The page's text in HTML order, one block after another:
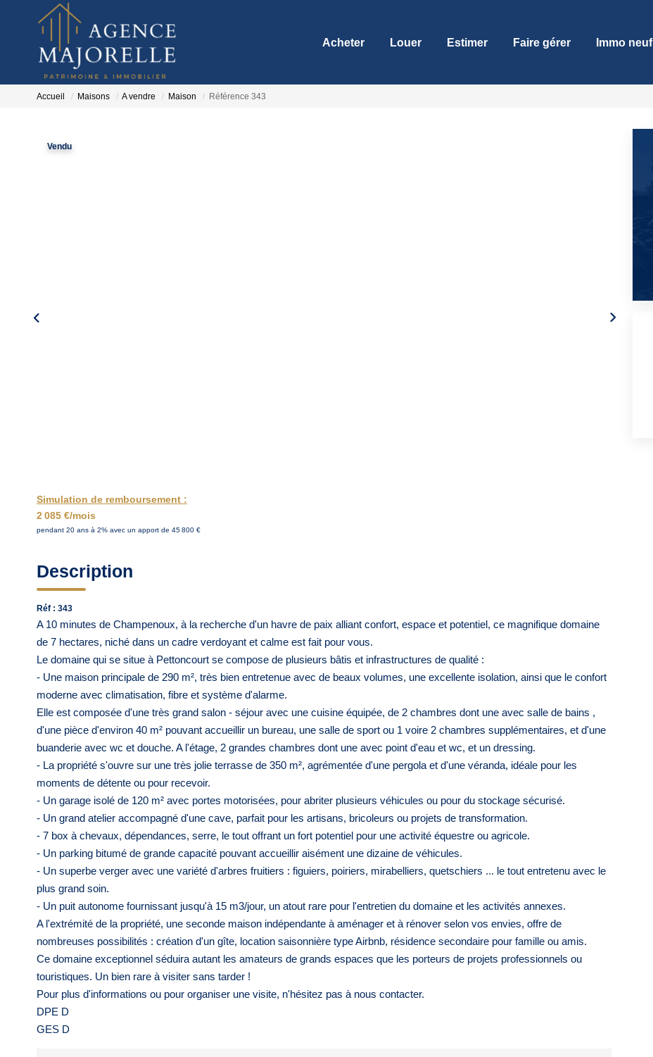
Acheter Louer Estimer Faire gérer Immo neuf
Accueil Maisons A vendre Maison Référence 343
Vendu
Simulation de remboursement :
2 085 €/mois
pendant 20 ans à 2% avec un apport de 45 800 €
Description
Réf : 343
A 10 minutes de Champenoux, à la recherche d'un havre de paix alliant confort, espace et potentiel, ce magnifique domaine
de 7 hectares, niché dans un cadre verdoyant et calme est fait pour vous.
Le domaine qui se situe à Pettoncourt se compose de plusieurs bâtis et infrastructures de qualité :
- Une maison principale de 290 m², très bien entretenue avec de beaux volumes, une excellente isolation, ainsi que le confort
moderne avec climatisation, fibre et système d'alarme.
Elle est composée d'une très grand salon - séjour avec une cuisine équipée, de 2 chambres dont une avec salle de bains ,
d'une pièce d'environ 40 m² pouvant accueillir un bureau, une salle de sport ou 1 voire 2 chambres supplémentaires, et d'une
buanderie avec wc et douche. A l'étage, 2 grandes chambres dont une avec point d'eau et wc, et un dressing.
- La propriété s'ouvre sur une très jolie terrasse de 350 m², agrémentée d'une pergola et d'une véranda, idéale pour les
moments de détente ou pour recevoir.
- Un garage isolé de 120 m² avec portes motorisées, pour abriter plusieurs véhicules ou pour du stockage sécurisé.
- Un grand atelier accompagné d'une cave, parfait pour les artisans, bricoleurs ou projets de transformation.
- 7 box à chevaux, dépendances, serre, le tout offrant un fort potentiel pour une activité équestre ou agricole.
- Un parking bitumé de grande capacité pouvant accueillir aisément une dizaine de véhicules.
- Un superbe verger avec une variété d'arbres fruitiers : figuiers, poiriers, mirabelliers, quetschiers ... le tout entretenu avec le
plus grand soin.
- Un puit autonome fournissant jusqu'à 15 m3/jour, un atout rare pour l'entretien du domaine et les activités annexes.
A l'extrémité de la propriété, une seconde maison indépendante à aménager et à rénover selon vos envies, offre de
nombreuses possibilités : création d'un gîte, location saisonnière type Airbnb, résidence secondaire pour famille ou amis.
Ce domaine exceptionnel séduira autant les amateurs de grands espaces que les porteurs de projets professionnels ou
touristiques. Un bien rare à visiter sans tarder !
Pour plus d'informations ou pour organiser une visite, n'hésitez pas à nous contacter.
DPE D
GES D